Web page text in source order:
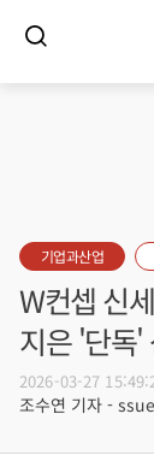
기업과산업
W컨셉 신
지은 '단독'
2026-03-27
조수연 기자 -